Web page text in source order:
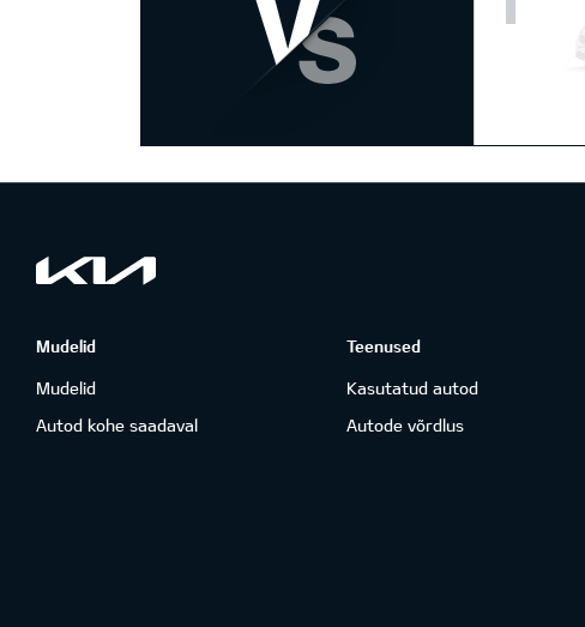
Mudelid
Mudelid
Autod kohe saadaval
Teenused
Kasutatud autod
Autode võrdlus